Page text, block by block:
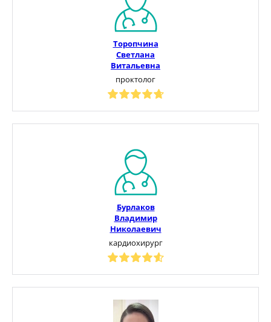
Торопчина
Светлана
Витальевна
проктолог
Бурлаков
Владимир
Николаевич
кардиохирург